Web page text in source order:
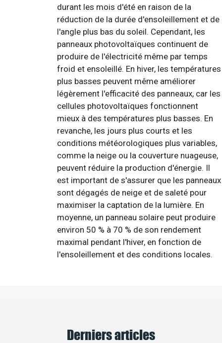
durant les mois d'été en raison de la
réduction de la durée d'ensoleillement et de
l'angle plus bas du soleil. Cependant, les
panneaux photovoltaïques continuent de
produire de l'électricité même par temps
froid et ensoleillé. En hiver, les températures
plus basses peuvent même améliorer
légèrement l'efficacité des panneaux, car les
cellules photovoltaïques fonctionnent
mieux à des températures plus basses. En
revanche, les jours plus courts et les
conditions météorologiques plus variables,
comme la neige ou la couverture nuageuse,
peuvent réduire la production d'énergie. Il
est important de s'assurer que les panneaux
sont dégagés de neige et de saleté pour
maximiser la captation de la lumière. En
moyenne, un panneau solaire peut produire
environ 50 % à 70 % de son rendement
maximal pendant l'hiver, en fonction de
l'ensoleillement et des conditions locales.
Derniers articles